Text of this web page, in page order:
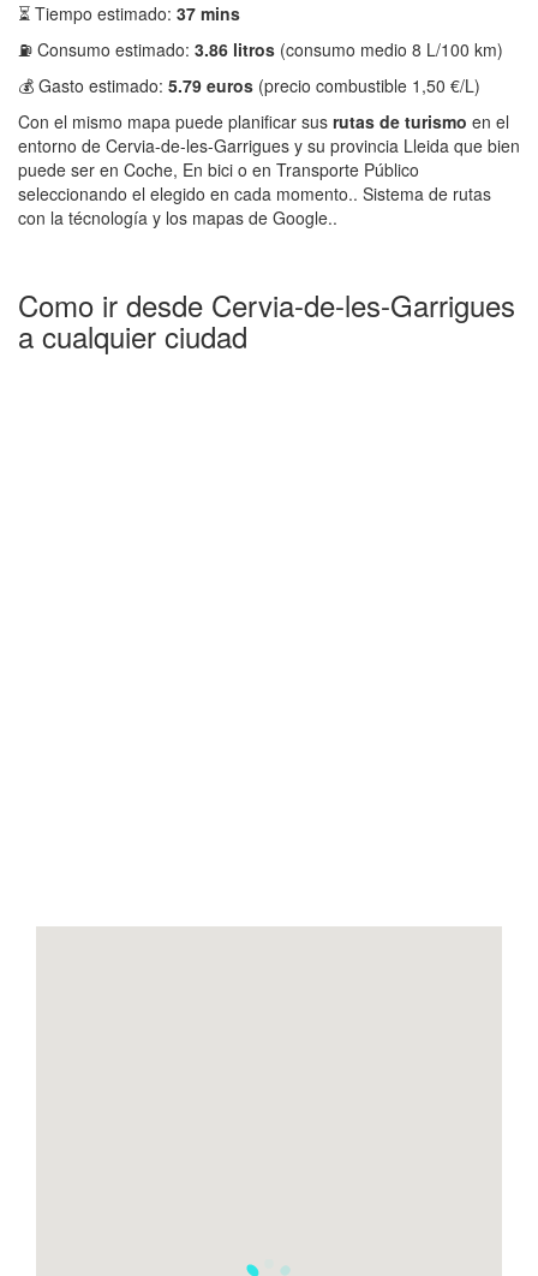
⏳ Tiempo estimado: 37 mins
⛽ Consumo estimado: 3.86 litros (consumo medio 8 L/100 km)
💰 Gasto estimado: 5.79 euros (precio combustible 1,50 €/L)
Con el mismo mapa puede planificar sus rutas de turismo en el
entorno de Cervia-de-les-Garrigues y su provincia Lleida que bien
puede ser en Coche, En bici o en Transporte Público
seleccionando el elegido en cada momento.. Sistema de rutas
con la técnología y los mapas de Google..
Como ir desde Cervia-de-les-Garrigues
a cualquier ciudad